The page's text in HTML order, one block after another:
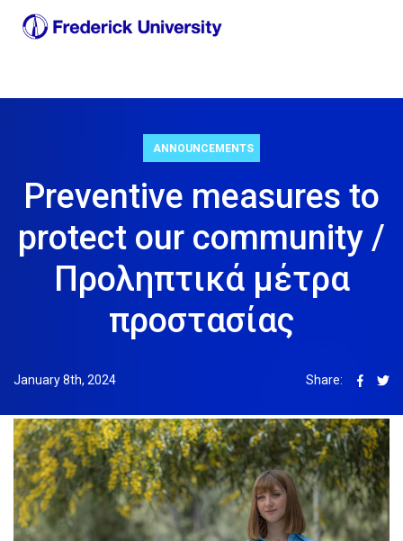
ANNOUNCEMENTS
Preventive measures to
protect our community /
Προληπτικά μέτρα
προστασίας
January 8th, 2024 Share: